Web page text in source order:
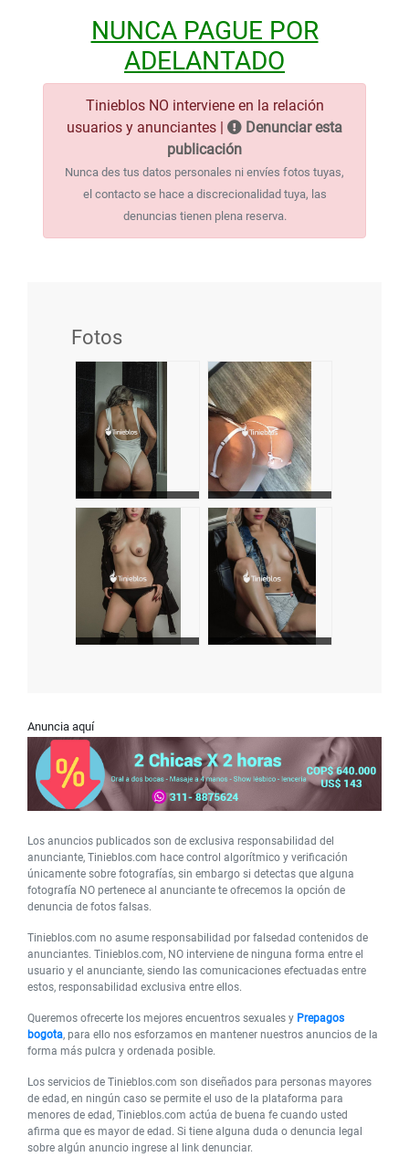
NUNCA PAGUE POR
ADELANTADO
Tinieblos NO interviene en la relación
usuarios y anunciantes |
Denunciar esta
publicación
Nunca des tus datos personales ni envíes fotos tuyas,
el contacto se hace a discrecionalidad tuya, las
denuncias tienen plena reserva.
Fotos
Anuncia aquí
Los anuncios publicados son de exclusiva responsabilidad del
anunciante, Tinieblos.com hace control algorítmico y verificación
únicamente sobre fotografías, sin embargo si detectas que alguna
fotografía NO pertenece al anunciante te ofrecemos la opción de
denuncia de fotos falsas.
Tinieblos.com no asume responsabilidad por falsedad contenidos de
anunciantes. Tinieblos.com, NO interviene de ninguna forma entre el
usuario y el anunciante, siendo las comunicaciones efectuadas entre
estos, responsabilidad exclusiva entre ellos.
Queremos ofrecerte los mejores encuentros sexuales y Prepagos
bogota, para ello nos esforzamos en mantener nuestros anuncios de la
forma más pulcra y ordenada posible.
Los servicios de Tinieblos.com son diseñados para personas mayores
de edad, en ningún caso se permite el uso de la plataforma para
menores de edad, Tinieblos.com actúa de buena fe cuando usted
afirma que es mayor de edad. Si tiene alguna duda o denuncia legal
sobre algún anuncio ingrese al link denunciar.